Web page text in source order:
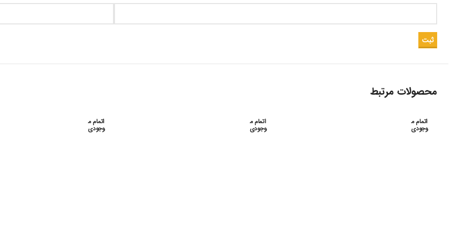
محصولات مرتبط
اتمام م
وجودیفیلم آسکی رشته گوش و حلق و بینی سال 95
اتمام م
وجودی
اتمام م
وجودی